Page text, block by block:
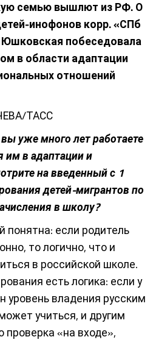
семью вышлют из РФ. О
инофонов корр. «СПб
побеседовала
в области адаптации
отношений
ТАСС
уже много лет работаете
им в адаптации и
на введенный с 1
детей-мигрантов по
в школу?
если родитель
то логично, что и
в российской школе.
есть логика: если у
уровень владения русским
учиться, и другим
«на входе»,